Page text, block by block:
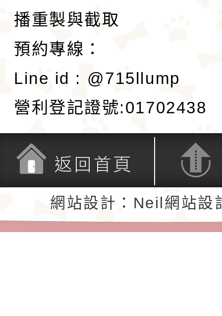
播重製與截取
預約專線：
Line id : @715llump
營利登記證號:01702438
返回首頁 返回頂端
網站設計：Neil網站設